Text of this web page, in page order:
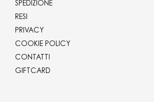
SPEDIZIONE
RESI
PRIVACY
COOKIE POLICY
CONTATTI
GIFTCARD